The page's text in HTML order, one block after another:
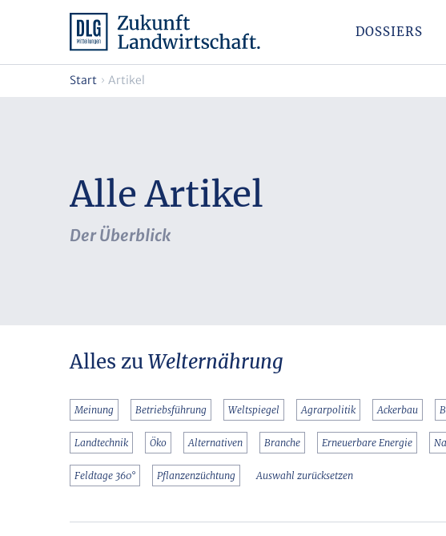
DOSSIERS
Start Artikel
Alle Artikel
Der Überblick
Alles zuWelternährung
Meinung Betriebsführung Weltspiegel Agrarpolitik Ackerbau
Landtechnik Öko Alternativen Branche Erneuerbare Energie
Feldtage 360° Pflanzenzüchtung Auswahl zurücksetzen